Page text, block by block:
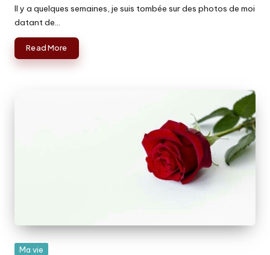
by
Il y a quelques semaines, je suis tombée sur des photos de moi
datant de…
Read More
Posted
Ma vie